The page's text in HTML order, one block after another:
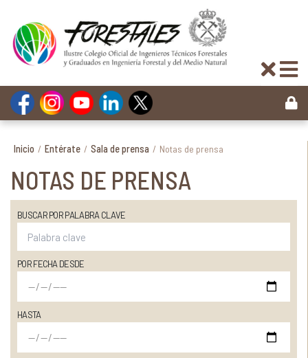
Inicio / Entérate / Sala de prensa / Notas de prensa
NOTAS DE PRENSA
BUSCAR POR PALABRA CLAVE
POR FECHA DESDE
HASTA